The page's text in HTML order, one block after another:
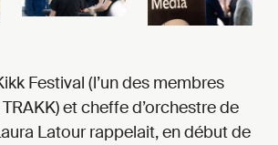
Festival (l’un des membres
et cheffe d’orchestre de
Latour rappelait, en début de